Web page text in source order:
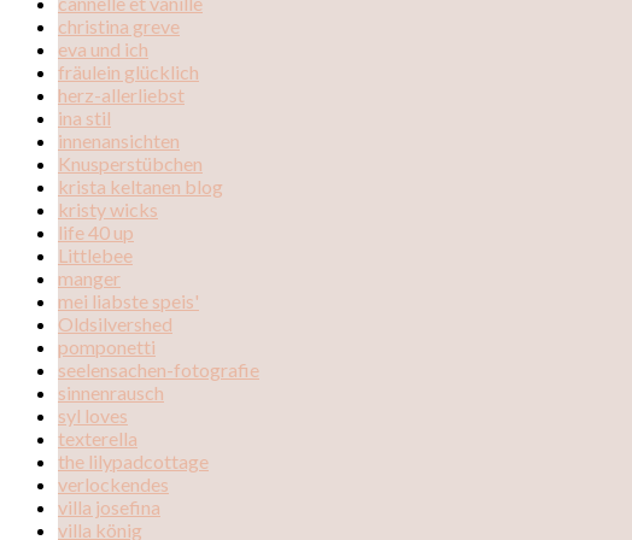
christina greve
eva und ich
fräulein glücklich
herz-allerliebst
ina stil
innenansichten
Knusperstübchen
krista keltanen blog
kristy wicks
life 40 up
Littlebee
manger
mei liabste speis'
Oldsilvershed
pomponetti
seelensachen-fotografie
sinnenrausch
syl loves
texterella
the lilypadcottage
verlockendes
villa josefina
villa könig